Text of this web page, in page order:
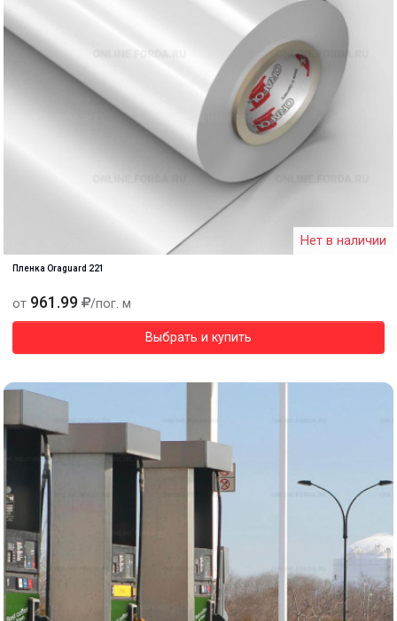
Нет в наличии
Пленка Oraguard 221
от 961.99 /пог. м
Выбрать и купить